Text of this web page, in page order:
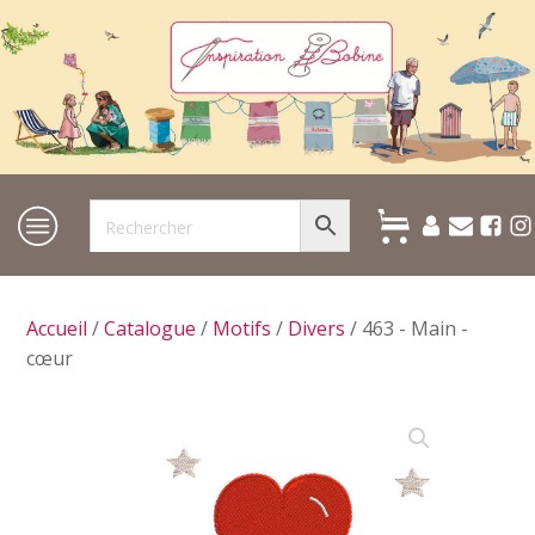
Accueil /Catalogue / Motifs / Divers / 463 - Main -
cœur